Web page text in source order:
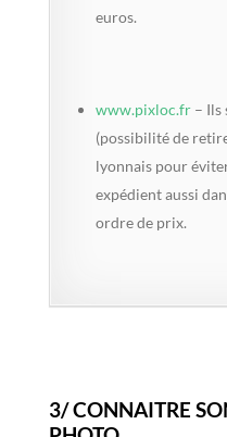
euros.
www.pixloc.fr– Ils
(possibilité de
lyonnais pour
expédient aussi
ordre de prix.
3/ CONNAITRE